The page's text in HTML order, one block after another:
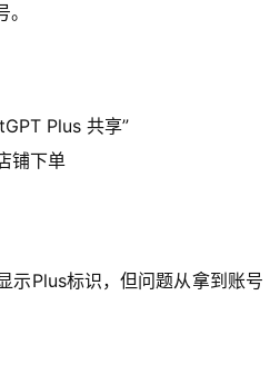
Plus 共享”
铺下单
示Plus标识，但问题从拿到账号